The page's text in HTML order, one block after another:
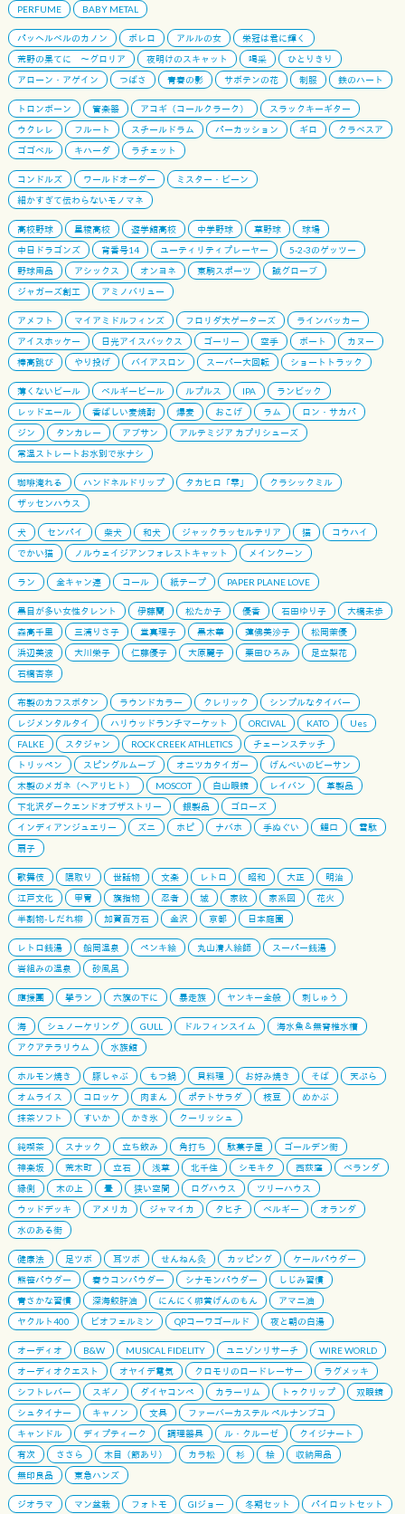
PERFUME
BABY METAL
パッヘルベルのカノン ボレロ アルルの女
栄冠は君に輝く
荒野の果てに 〜グロリア
夜明けのスキャット 喝采
ひとりきり
アローン・アゲイン
つばさ 青春の影 サボテンの花 制服 鉄のハート
トロンボーン 管楽器 アコギ（コールクラーク）
スラックキーギター
ウクレレ
フルート スチールドラム パーカッション ギロ
クラベスア
ゴゴベル
キハーダ ラチェット
コンドルズ ワールドオーダー
ミスター・ビーン
細かすぎて伝わらないモノマネ
高校野球 星稜高校 遊学館高校 中学野球 草野球
球場
中日ドラゴンズ
背番号14 ユーティリティプレーヤー
5-2-3のゲッツー
野球用品
アシックス オンヨネ 東駒スポーツ
誠グローブ
ジャガーズ創工
アミノバリュー
アメフト マイアミドルフィンズ フロリダ大ゲーターズ
ラインバッカー
アイスホッケー
日光アイスバックス ゴーリー 空手 ボート
カヌー
棒高跳び
やり投げ バイアスロン スーパー大回転 ショートトラック
薄くないビール ベルギービール ルプルス IPA
ランビック
レッドエール
香ばしい麦焼酎 爆麦 おこげ ラム
ロン・サカパ
ジン
タンカレー アブサン
アルテミジア カプリシューズ
常温ストレートお水別で氷ナシ
珈琲淹れる ハンドネルドリップ タカヒロ「雫」
クラシックミル
ザッセンハウス
犬 センパイ 柴犬 和犬 ジャックラッセルテリア 猫
コウハイ
でかい猫
ノルウェイジアンフォレストキャット メインクーン
ラン 全キャン連 コール 紙テープ PAPER PLANE LOVE
黒目が多い女性タレント 伊藤蘭 松たか子 優香 石田ゆり子
大橋未歩
森高千里
三浦りさ子 堂真理子 黒木華 蓮佛美沙子
松岡茉優
浜辺美波
大川栄子 仁藤優子 大原麗子 栗田ひろみ
足立梨花
石橋杏奈
布製のカフスボタン ラウンドカラー クレリック
シンプルなタイバー
レジメンタルタイ
ハリウッドランチマーケット ORCIVAL KATO
Ues
FALKE
スタジャン ROCK CREEK ATHLETICS
チェーンステッチ
トリッペン
スピングルムーブ オニツカタイガー
げんべいのビーサン
木製のメガネ（ヘアリヒト）
MOSCOT 白山眼鏡 レイバン
革製品
下北沢ダークエンドオブザストリー
銀製品
ゴローズ
インディアンジュエリー
ズニ ホピ ナバホ 手ぬぐい 鯉口
雪駄
扇子
歌舞伎 隈取り 世話物 文楽 レトロ 昭和 大正
明治
江戸文化
甲冑 旗指物 忍者 城 家紋 家系図
花火
半割物-しだれ柳
加賀百万石 金沢 京都 日本庭園
レトロ銭湯 船岡温泉 ペンキ絵 丸山清人絵師
スーパー銭湯
岩組みの温泉
砂風呂
應援團 學ラン 六旗の下に 暴走族 ヤンキー全般 刺しゅう
海 シュノーケリング GULL ドルフィンスイム
海水魚＆無脊椎水槽
アクアテラリウム
水族館
ホルモン焼き 豚しゃぶ もつ鍋 貝料理 お好み焼き そば
天ぷら
オムライス
コロッケ 肉まん ポテトサラダ 枝豆
めかぶ
抹茶ソフト
すいか かき氷 クーリッシュ
純喫茶 スナック 立ち飲み 角打ち 駄菓子屋
ゴールデン街
神楽坂
荒木町 立石 浅草 北千住 シモキタ 西荻窪
ベランダ
縁側
木の上 畳 狭い空間 ログハウス
ツリーハウス
ウッドデッキ
アメリカ ジャマイカ タヒチ ベルギー
オランダ
水のある街
健康法 足ツボ 耳ツボ せんねん灸 カッピング
ケールパウダー
熊笹パウダー
春ウコンパウダー シナモンパウダー
しじみ習慣
青さかな習慣
深海鮫肝油 にんにく卵黄げんのもん
アマニ油
ヤクルト400
ビオフェルミン QPコーワゴールド 夜と朝の白湯
オーディオ B&W MUSICAL FIDELITY ユニゾンリサーチ
WIRE WORLD
オーディオクエスト
オヤイデ電気 クロモリのロードレーサー
ラグメッキ
シフトレバー
スギノ ダイヤコンペ カラーリム トゥクリップ
双眼鏡
シュタイナー
キャノン 文具
ファーバーカステル ペルナンブコ
キャンドル
ディプティーク 調理器具 ル・クルーゼ
クイジナート
有次
ささら 木目（節あり） カラ松 杉 桧
収納用品
無印良品
東急ハンズ
ジオラマ マン盆栽 フォトモ GIジョー 冬期セット パイロットセット